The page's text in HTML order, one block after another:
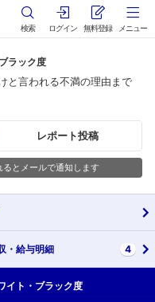
検索 ログイン 無料登録 メニュー
ラック度
と言われる不満の理由まで
レポート投稿
とメールで通知します
・ 給与明細 4
イト・ ブラック度